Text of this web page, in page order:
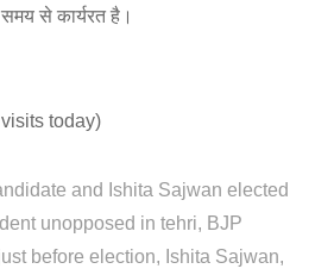
से कार्यरत है।
today)
and Ishita Sajwan elected
unopposed in tehri
BJP
before election
Ishita Sajwan